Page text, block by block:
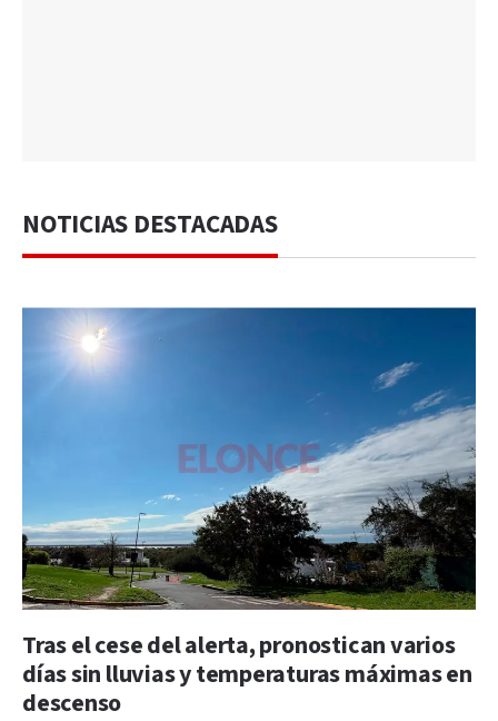
NOTICIAS DESTACADAS
Tras el cese del alerta, pronostican varios
días sin lluvias y temperaturas máximas en
descenso